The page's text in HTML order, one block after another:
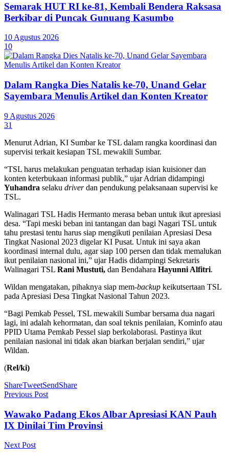
Semarak HUT RI ke-81, Kembali Bendera Raksasa
Berkibar di Puncak Gunuang Kasumbo
10 Agustus 2026
10
Dalam Rangka Dies Natalis ke-70, Unand Gelar
Sayembara Menulis Artikel dan Konten Kreator
9 Agustus 2026
31
Menurut Adrian, KI Sumbar ke TSL dalam rangka koordinasi dan
supervisi terkait kesiapan TSL mewakili Sumbar.
“TSL harus melakukan penguatan terhadap isian kuisioner dan
konten keterbukaan informasi publik,” ujar Adrian didampingi
Yuhandra selaku driverdan pendukung pelaksanaan supervisi ke
TSL.
Walinagari TSL Hadis Hermanto merasa beban untuk ikut apresiasi
desa. “Tapi meski beban ini tantangan dan bagi Nagari TSL untuk
tahu prestasi tentu harus siap mengikuti penilaian Apresiasi Desa
Tingkat Nasional 2023 digelar KI Pusat. Untuk ini saya akan
koordinasi internal dulu, agar siap 100 persen dan tidak memalukan
ikut penilaian nasional ini,” ujar Hadis didampingi Sekretaris
Walinagari TSL Rani Mustuti, dan Bendahara Hayunni Alfitri.
Wildan mengatakan, pihaknya siap mem-backup keikutsertaan TSL
pada Apresiasi Desa Tingkat Nasional Tahun 2023.
“Bagi Pemkab Pessel, TSL mewakili Sumbar bersama dua nagari
lagi, ini adalah kehormatan, dan soal teknis penilaian, Kominfo atau
PPID Utama Pemkab Pessel siap berkolaborasi. Pastinya ikut
penilaian nasional ini tidak akan biarkan berjalan sendiri,” ujar
Wildan.
(Rel/ki)
ShareTweetSendShare
Previous Post
Wawako Padang Ekos Albar Apresiasi KAN Pauh
IX Dinilai Tim Provinsi
Next Post